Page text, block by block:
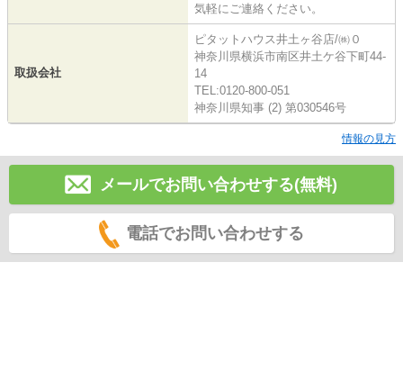
気軽にご連絡ください。
取扱会社
ピタットハウス井土ヶ谷店/㈱０
神奈川県横浜市南区井土ケ谷下町44-
14
TEL:0120-800-051
神奈川県知事 (2) 第030546号
情報の見方
メールでお問い合わせする(無料)
電話でお問い合わせする